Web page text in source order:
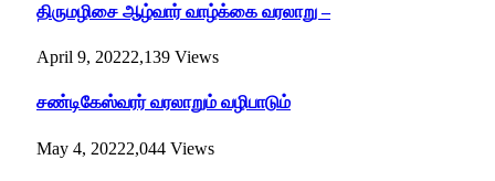
திருமழிசை ஆழ்வார் வாழ்க்கை வரலாறு –
April 9, 20222,139 Views
சண்டிகேஸ்வரர் வரலாறும் வழிபாடும்
May 4, 20222,044 Views